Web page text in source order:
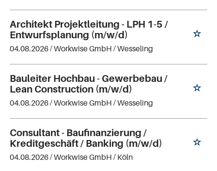
Architekt Projektleitung - LPH 1-5 /
Entwurfsplanung (m/w/d)
04.08.2026 /Workwise GmbH / Wesseling
Bauleiter Hochbau - Gewerbebau /
Lean Construction (m/w/d)
04.08.2026 /Workwise GmbH / Wesseling
Consultant - Baufinanzierung /
Kreditgeschäft / Banking (m/w/d)
04.08.2026 /Workwise GmbH / Köln